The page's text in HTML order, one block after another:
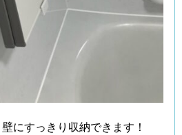
にすっきり収納できます！